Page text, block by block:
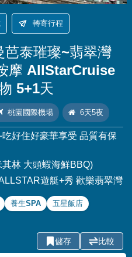
轉寄行程
芭泰璀璨~翡翠灣
摩 AllStarCruise
5+1天
桃園國際機場 6天5夜
好住好豪華享受 品質有保
林 大頭蝦海鮮BBQ)
遊艇+秀 歡樂翡翠灣
養生SPA
五星飯店
儲存 比較